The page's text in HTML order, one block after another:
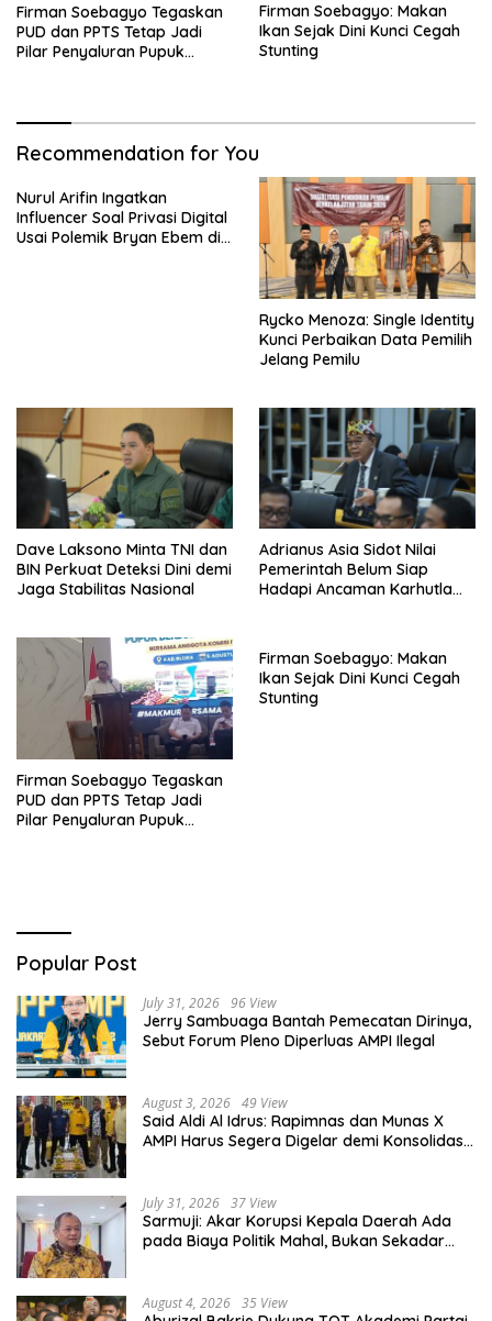
Firman Soebagyo Tegaskan
PUD dan PPTS Tetap Jadi
Pilar Penyaluran Pupuk
Firman Soebagyo: Makan
Ikan Sejak Dini Kunci Cegah
Stunting
Recommendation for You
Nurul Arifin Ingatkan
Influencer Soal Privasi Digital
Usai Polemik Bryan Ebem di
Rycko Menoza: Single Identity
Kunci Perbaikan Data Pemilih
Jelang Pemilu
Dave Laksono Minta TNI dan
BIN Perkuat Deteksi Dini demi
Jaga Stabilitas Nasional
Adrianus Asia Sidot Nilai
Pemerintah Belum Siap
Hadapi Ancaman Karhutla
Firman Soebagyo Tegaskan
PUD dan PPTS Tetap Jadi
Pilar Penyaluran Pupuk
Firman Soebagyo: Makan
Ikan Sejak Dini Kunci Cegah
Stunting
Popular Post
July 31, 2026 96 View
Jerry Sambuaga Bantah Pemecatan Dirinya,
Sebut Forum Pleno Diperluas AMPI Ilegal
August 3, 2026 49 View
Said Aldi Al Idrus: Rapimnas dan Munas X
AMPI Harus Segera Digelar demi Konsolidasi
July 31, 2026 37 View
Sarmuji: Akar Korupsi Kepala Daerah Ada
pada Biaya Politik Mahal, Bukan Sekadar
August 4, 2026 35 View